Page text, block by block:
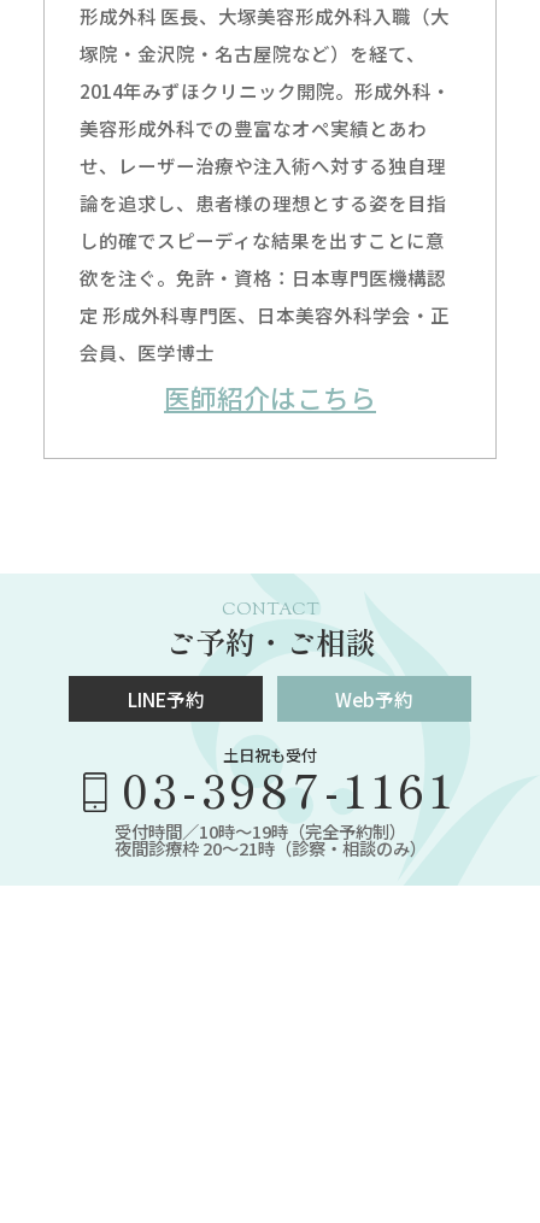
形成外科 医長、大塚美容形成外科入職（大
塚院・金沢院・名古屋院など）を経て、
2014年みずほクリニック開院。形成外科・
美容形成外科での豊富なオペ実績とあわ
せ、レーザー治療や注入術へ対する独自理
論を追求し、患者様の理想とする姿を目指
し的確でスピーディな結果を出すことに意
欲を注ぐ。免許・資格：日本専門医機構認
定 形成外科専門医、日本美容外科学会・正
会員、医学博士
医師紹介はこちら
CONTACT
ご予約・ご相談
LINE予約 Web予約
土日祝も受付
03-3987-1161
受付時間／10時～19時（完全予約制）
夜間診療枠 20～21時（診察・相談のみ）